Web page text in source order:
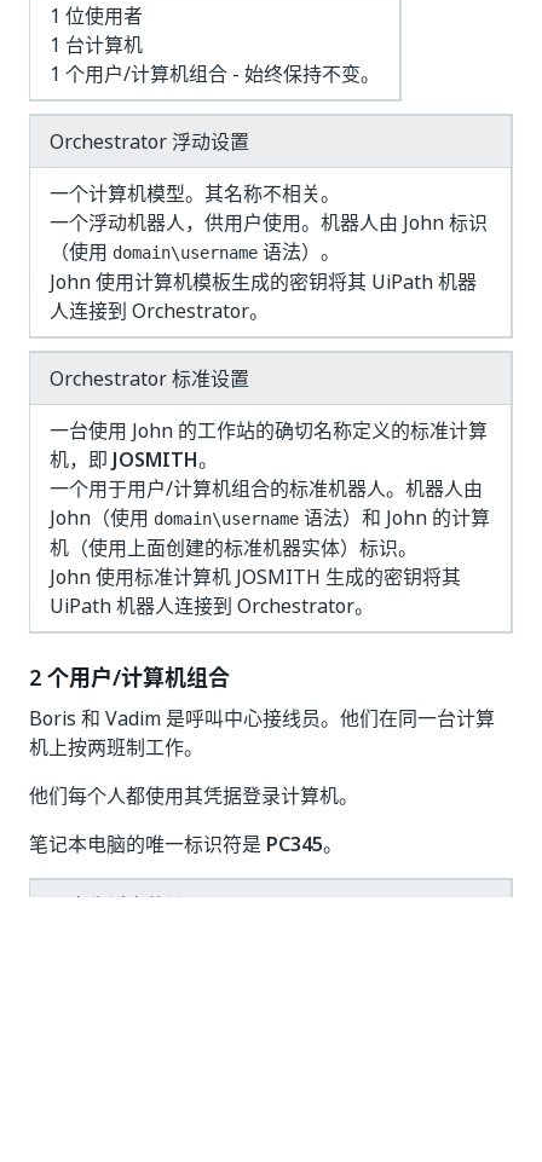
1 位使用者
1 台计算机
1 个用户/计算机组合 - 始终保持不变。
Orchestrator 浮动设置
一个计算机模型。其名称不相关。
一个浮动机器人，供用户使用。机器人由 John 标识
（使用 domain\username 语法）。
John 使用计算机模板生成的密钥将其 UiPath 机器
人连接到 Orchestrator。
Orchestrator 标准设置
一台使用 John 的工作站的确切名称定义的标准计算
机，即 JOSMITH。
一个用于用户/计算机组合的标准机器人。机器人由
John（使用 domain\username 语法）和 John 的计算
机（使用上面创建的标准机器实体）标识。
John 使用标准计算机 JOSMITH 生成的密钥将其
UiPath 机器人连接到 Orchestrator。
2 个用户/计算机组合
Boris 和 Vadim 是呼叫中心接线员。他们在同一台计算
机上按两班制工作。
他们每个人都使用其凭据登录计算机。
笔记本电脑的唯一标识符是 PC345。
现实生活中的设置